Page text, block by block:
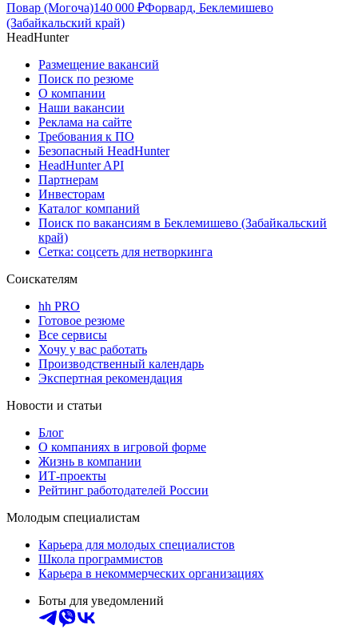
Повар (Могоча)140 000 ₽Форвард, Беклемишево
(Забайкальский край)
HeadHunter
Размещение вакансий
Поиск по резюме
О компании
Наши вакансии
Реклама на сайте
Требования к ПО
Безопасный HeadHunter
HeadHunter API
Партнерам
Инвесторам
Каталог компаний
Поиск по вакансиям в Беклемишево (Забайкальский
край)
Сетка: соцсеть для нетворкинга
Соискателям
hh PRO
Готовое резюме
Все сервисы
Хочу у вас работать
Производственный календарь
Экспертная рекомендация
Новости и статьи
Блог
О компаниях в игровой форме
Жизнь в компании
ИТ-проекты
Рейтинг работодателей России
Молодым специалистам
Карьера для молодых специалистов
Школа программистов
Карьера в некоммерческих организациях
Боты для уведомлений